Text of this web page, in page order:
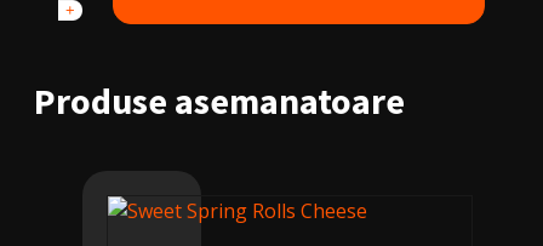
Rolls
+
Produse asemanatoare